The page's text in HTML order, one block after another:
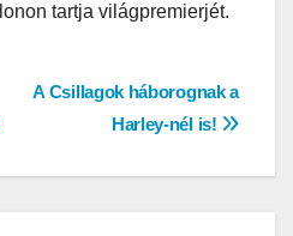
tartja világpremierjét.
A Csillagok háborognak a
Harley-nél is!